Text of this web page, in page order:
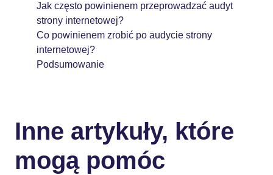
Jak często powinienem przeprowadzać audyt
strony internetowej?
Co powinienem zrobić po audycie strony
internetowej?
Podsumowanie
Inne artykuły, które
mogą pomóc